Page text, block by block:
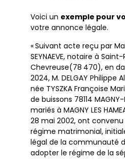
Voici un exemple pour
votre annonce légale.
« Suivant acte reçu par
SEYNAEVE, notaire à
Chevreuse(78 470), en
2024, M. DELGAY Philippe
née TYSZKA Françoise
de buissons 78114 MAGNY-
mariés à MAGNY LES
28 mai 2002, ont
régime matrimonial,
légal de la communauté
adopter le régime de la